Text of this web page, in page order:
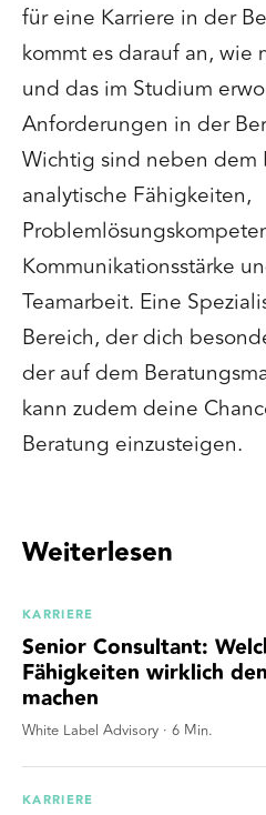
für eine Karriere in der
kommt es darauf an, wie
und das im Studium
Anforderungen in der
Wichtig sind neben dem
analytische Fähigkeiten,
Kommunikationsstärke
Teamarbeit. Eine
Bereich, der dich
der auf dem
kann zudem deine
Beratung einzusteigen.
Weiterlesen
KARRIERE
Senior Consultant:
Fähigkeiten wirklich
machen
White Label Advisory · 6 Min.
KARRIERE